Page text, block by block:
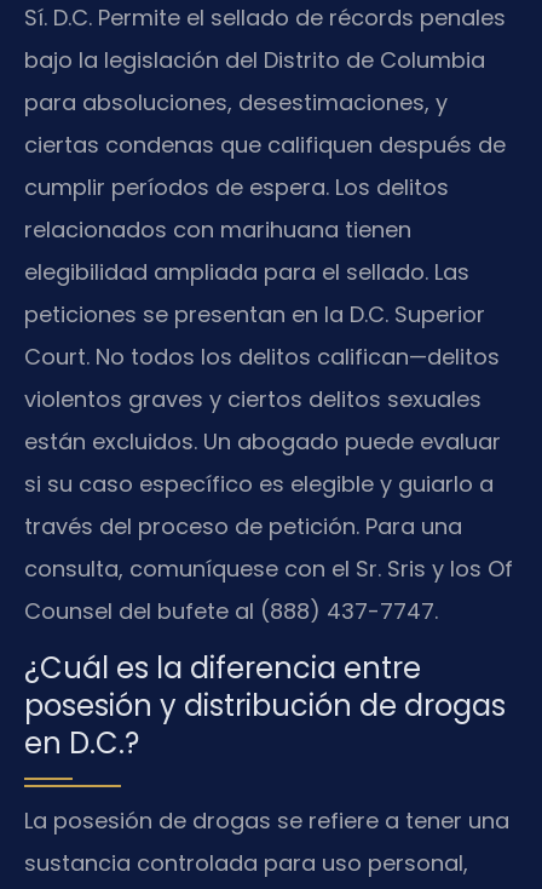
Sí. D.C. Permite el sellado de récords penales
bajo la legislación del Distrito de Columbia
para absoluciones, desestimaciones, y
ciertas condenas que califiquen después de
cumplir períodos de espera. Los delitos
relacionados con marihuana tienen
elegibilidad ampliada para el sellado. Las
peticiones se presentan en la D.C. Superior
Court. No todos los delitos califican—delitos
violentos graves y ciertos delitos sexuales
están excluidos. Un abogado puede evaluar
si su caso específico es elegible y guiarlo a
través del proceso de petición. Para una
consulta, comuníquese con el Sr. Sris y los Of
Counsel del bufete al (888) 437-7747.
¿Cuál es la diferencia entre
posesión y distribución de drogas
en D.C.?
La posesión de drogas se refiere a tener una
sustancia controlada para uso personal,